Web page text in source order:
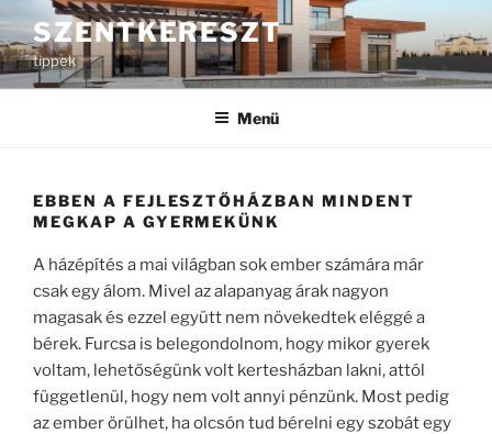
Tartalomhoz
SZENTKERESZT
tippek
Menü
EBBEN A FEJLESZTŐHÁZBAN MINDENT
MEGKAP A GYERMEKÜNK
A házépítés a mai világban sok ember számára már
csak egy álom. Mivel az alapanyag árak nagyon
magasak és ezzel együtt nem növekedtek eléggé a
bérek. Furcsa is belegondolnom, hogy mikor gyerek
voltam, lehetőségünk volt kertesházban lakni, attól
függetlenül, hogy nem volt annyi pénzünk. Most pedig
az ember örülhet, ha olcsón tud bérelni egy szobát egy